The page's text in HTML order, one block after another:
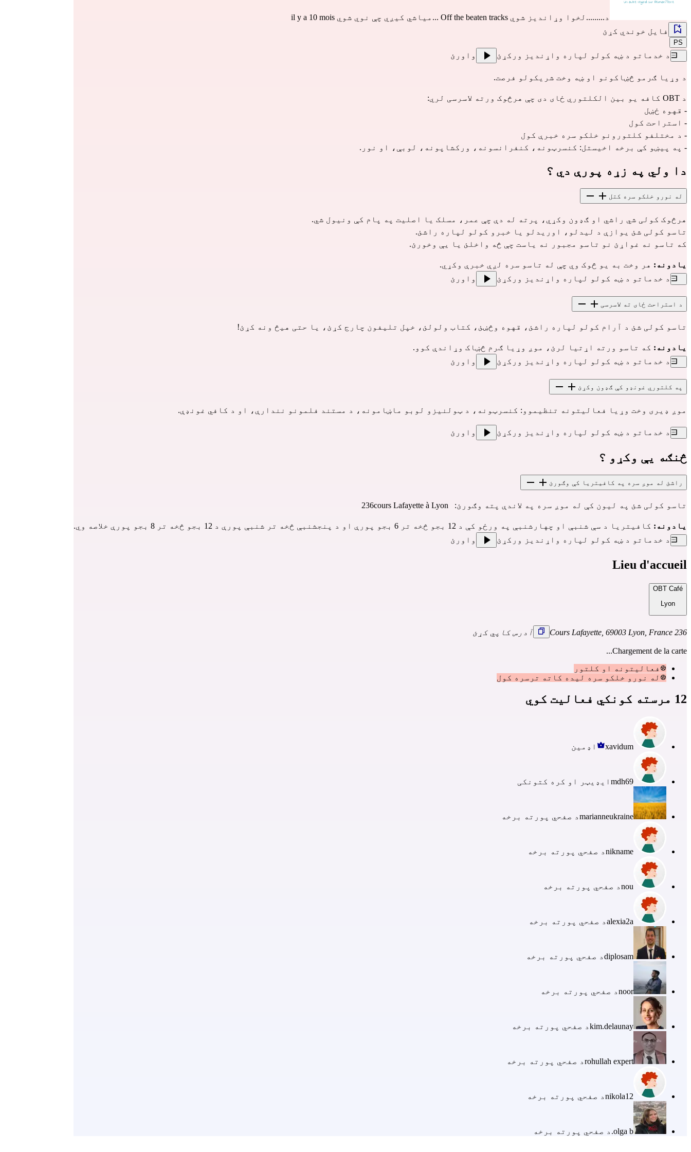
د.........لخوا وړاندیز شوي Off the beaten tracks ...میاشي کیږي چې نوي شوي il y a 10 mois
فایل خوندي کړئ
PS
د خدماتو د ښه کولو لپاره واړندیز ورکړئ واورئ
د وړیا ګرمو څښاکونو او ښه وخت شریکولو فرصت.
د OBT کافه یو بین الکلتوري ځای دی چې هرڅوک ورته لاسرسی لري:
- قهوه ځښل
- استراحت کول
- د مختلفو کلتورونو خلکو سره خبرې کول
- په پیښو کې برخه اخیستل: کنسرټونه، کنفرانسونه، ورکشاپونه، لوبې، او نور.
دا ولي په زړه پورې دي ؟
له نورو خلکو سره کتل
هرڅوک کولی شي راشي او ګډون وکړي، پرته له دې چې عمر، مسلک یا اصلیت په پام کې ونیول شي.
تاسو کولی شئ یوازې د لیدلو، اوریدلو یا خبرو کولو لپاره راشئ.
که تاسو نه غواړئ نو تاسو مجبور نه یاست چې څه واخلئ یا یې وخورئ.
یادونه: هر وخت به یو څوک وي چې له تاسو سره لږې خبرې وکړي.
د خدماتو د ښه کولو لپاره واړندیز ورکړئ
واورئ
د استراحت ځای ته لاسرسی
تاسو کولی شئ د آرام کولو لپاره راشئ، قهوه وڅښئ، کتاب ولولئ، خپل تلیفون چارج کړئ، یا حتی هیڅ ونه کړئ!
یادونه: که تاسو ورته اړتیا لرئ، موږ وړیا ګرم څښاک وړاندې کوو.
د خدماتو د ښه کولو لپاره واړندیز ورکړئ
واورئ
په کلتوري غونډو کې ګډون وکړئ
موږ ډیری وخت وړیا فعالیتونه تنظیموو: کنسرټونه، د ټولنیزو لوبو ماښامونه، د مستند فلمونو نندارې، او د کافي غونډې.
د خدماتو د ښه کولو لپاره واړندیز ورکړئ واورئ
څنګه یې وکړو ؟
راشئ له موږ سره په کافیتریا کې وګورئ
تاسو کولی شئ په لیون کې له موږ سره په لاندې پته وګورئ:   236cours Lafayette à Lyon
یادونه: کافیتریا د سې شنبې او چهارشنبې په ورځو کې د 12 بجو څخه تر 6 بجو پورې او د پنجشنبې څخه تر شنبې پورې د 12 بجو څخه تر 8 بجو پورې خلاصه وي.
د خدماتو د ښه کولو لپاره واړندیز ورکړئ
واورئ
Lieu d'accueil
OBT Café
Lyon
236 Cours Lafayette, 69003 Lyon, France آدرس کاپي کړئ
Chargement de la carte...
فعالیتونه او کلتور
له نورو خلکو سره لیده کاته ترسره کول
12 مرسته کونکي فعالیت کوي
xavidum اډمین
mdh69 ایډیټر او کره کتونکی
marianneukraineد صفحي پورته برخه
niknameد صفحي پورته برخه
nouد صفحي پورته برخه
alexia2aد صفحي پورته برخه
diplosamد صفحي پورته برخه
noorد صفحي پورته برخه
kim.delaunayد صفحي پورته برخه
rohullah expertد صفحي پورته برخه
nikola12د صفحي پورته برخه
olga b. د صفحي پورته برخه